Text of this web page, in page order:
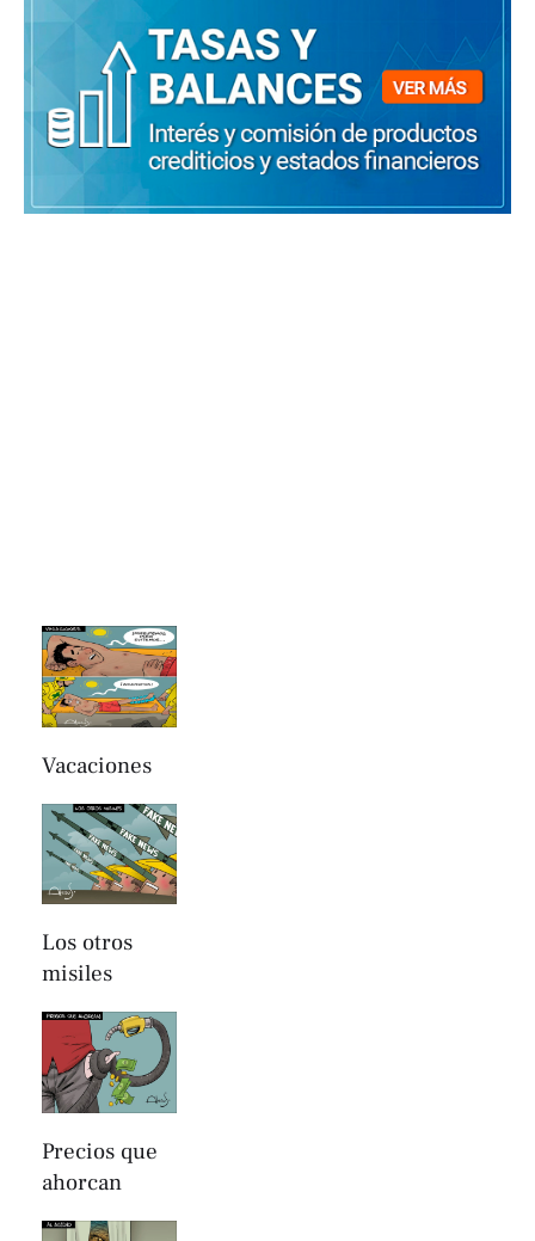
Vacaciones
Los otros
misiles
Precios que
ahorcan